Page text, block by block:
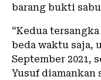
barang bukti sabu
“Kedua
beda waktu saja,
September 2021,
Yusuf diamankan